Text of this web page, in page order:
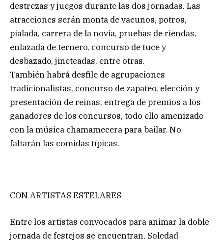
destrezas y juegos durante las dos jornadas. Las
atracciones serán monta de vacunos, potros,
pialada, carrera de la novia, pruebas de riendas,
enlazada de ternero, concurso de tuce y
desbazado, jineteadas, entre otras.
También habrá desfile de agrupaciones
tradicionalistas, concurso de zapateo, elección y
presentación de reinas, entrega de premios a los
ganadores de los concursos, todo ello amenizado
con la música chamamecera para bailar. No
faltarán las comidas típicas.
CON ARTISTAS ESTELARES
Entre los artistas convocados para animar la doble
jornada de festejos se encuentran, Soledad